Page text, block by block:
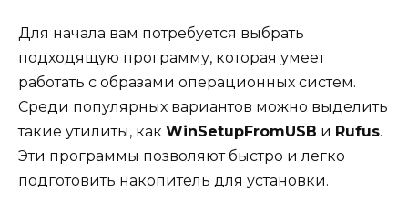
Для начала вам потребуется выбрать
подходящую программу, которая умеет
работать с образами операционных систем.
Среди популярных вариантов можно выделить
такие утилиты, как WinSetupFromUSB и Rufus.
Эти программы позволяют быстро и легко
подготовить накопитель для установки.